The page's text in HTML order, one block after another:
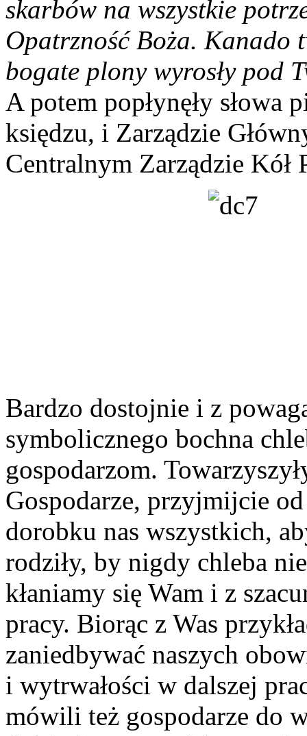
skarbów na wszystkie
Opatrzność Boża. Kanado
bogate plony wyrosły pod
A potem popłynęły słowa
księdzu, i Zarządzie
Centralnym Zarządzie Kół
Bardzo dostojnie i z
symbolicznego bochna
gospodarzom. Towar
Gospodarze, przyjmijcie
dorobku nas wszystkich,
rodziły, by nigdy chleba
kłaniamy się Wam i z
pracy. Biorąc z Was
zaniedbywać naszych
i wytrwałości w dalszej
mówili też gospodarze do